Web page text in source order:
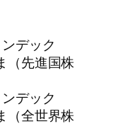
デック
（先進国株
デック
（全世界株